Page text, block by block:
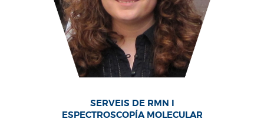
SERVEIS DE RMN I
ESPECTROSCOPÍA MOLECULAR